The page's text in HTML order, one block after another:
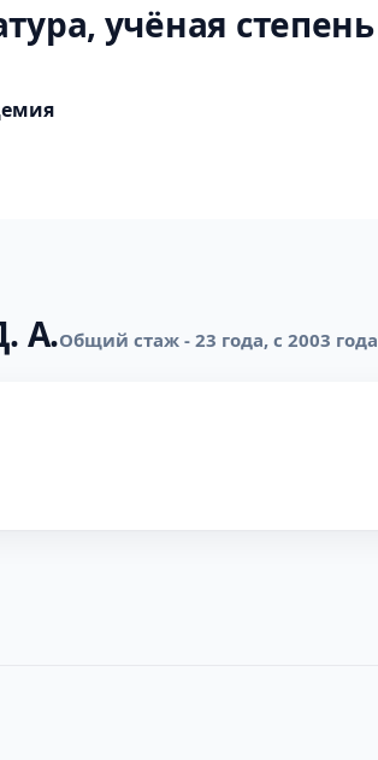
учёная степень
А.Общий стаж - 23 года, с 2003 года